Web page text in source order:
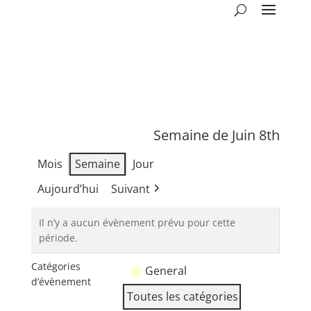
Semaine de Juin 8th
Mois Semaine
Jour
Aujourd’hui
Suivant
Il n’y a aucun évènement prévu pour cette
période.
Catégories
d’évènement
General
Toutes les catégories